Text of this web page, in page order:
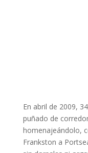
En abril de 2009,
puñado de
homenajeándolo,
Frankston a